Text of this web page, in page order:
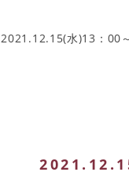
2021.12.15(水)13：00